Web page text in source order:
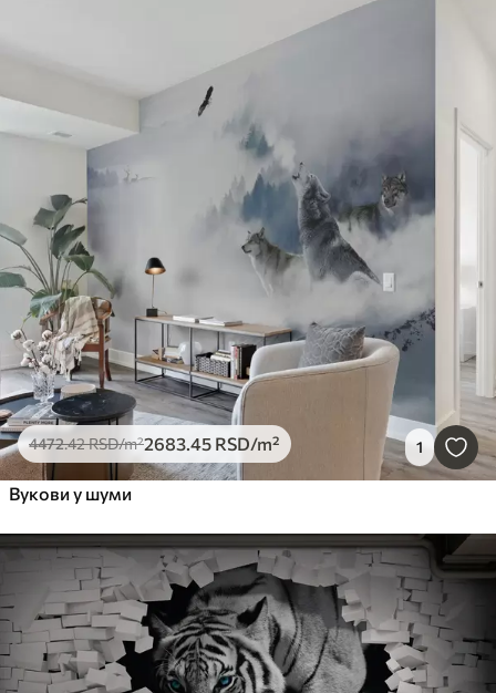
4472.42RSD/m²2683.45 RSD/m² 1
Вукови у шуми